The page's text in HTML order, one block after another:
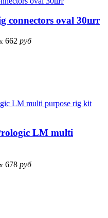
connectors oval 30шт
x 662 руб
LM multi
x 678 руб